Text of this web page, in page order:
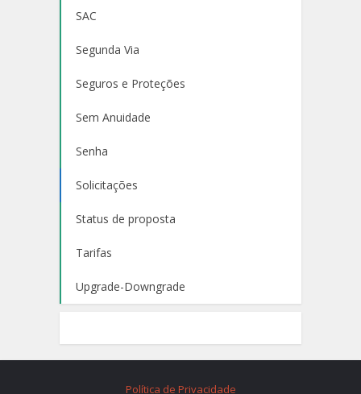
SAC
Segunda Via
Seguros e Proteções
Sem Anuidade
Senha
Solicitações
Status de proposta
Tarifas
Upgrade-Downgrade
Política de Privacidade